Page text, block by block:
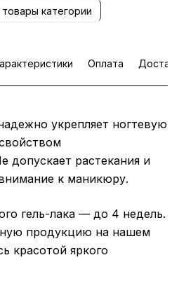
категории
Оплата
укрепляет ногтевую
допускает растекания и
к маникюру.
гель-лака — до 4 недель.
продукцию на нашем
красотой яркого